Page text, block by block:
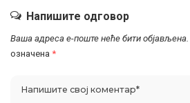
Напишите одговор
Ваша адреса е-поште неће бити објављена.
означена *